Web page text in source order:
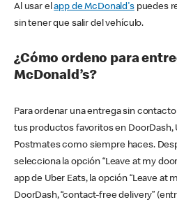
Al usar elapp de McDonald'spuedes
sin tener que salir del vehículo.
¿Cómo ordeno para
McDonald’s?
Para ordenar una entrega sin
tus productos favoritos en DoorDash,
Postmates como siempre haces.
selecciona la opción “Leave at my
app de Uber Eats, la opción “Leave at
DoorDash, “contact-free delivery”